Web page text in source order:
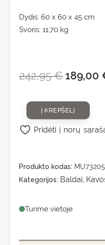
Dydis: 60 x 60 x 45 cm
Svoris: 11.70 kg
242,95€189,00
Į KREPŠELĮ
Produkto kodas: MU73205
Kategorijos: Baldai,
Turime vietoje
Pridėti į norų